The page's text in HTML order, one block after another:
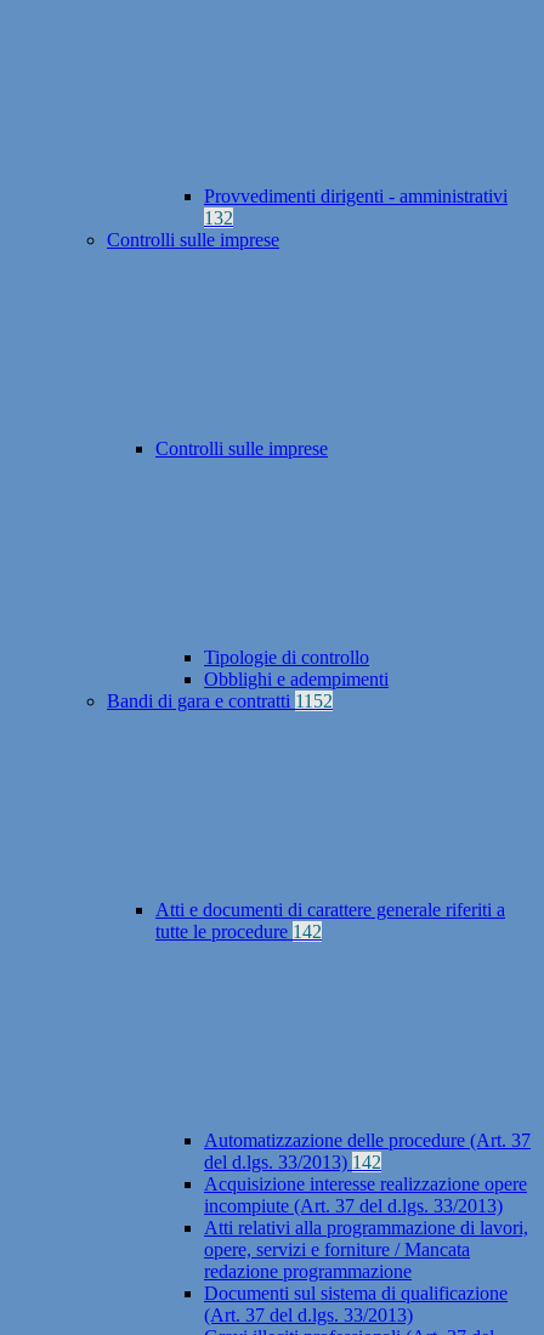
Provvedimenti dirigenti - amministrativi
132
Controlli sulle imprese
Controlli sulle imprese
Tipologie di controllo
Obblighi e adempimenti
Bandi di gara e contratti 1152
Atti e documenti di carattere generale riferiti a
tutte le procedure 142
Automatizzazione delle procedure (Art. 37
del d.lgs. 33/2013) 142
Acquisizione interesse realizzazione opere
incompiute (Art. 37 del d.lgs. 33/2013)
Atti relativi alla programmazione di lavori,
opere, servizi e forniture / Mancata
redazione programmazione
Documenti sul sistema di qualificazione
(Art. 37 del d.lgs. 33/2013)